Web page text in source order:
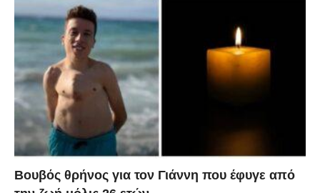
Βουβός θρήνος για τον Γιάννη που έφυγε από